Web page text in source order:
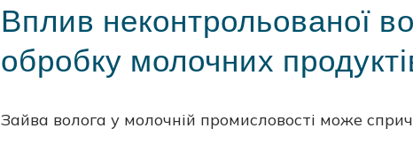
Вплив неконтрольованої
обробку молочних
Зайва волога у молочній промисловості може